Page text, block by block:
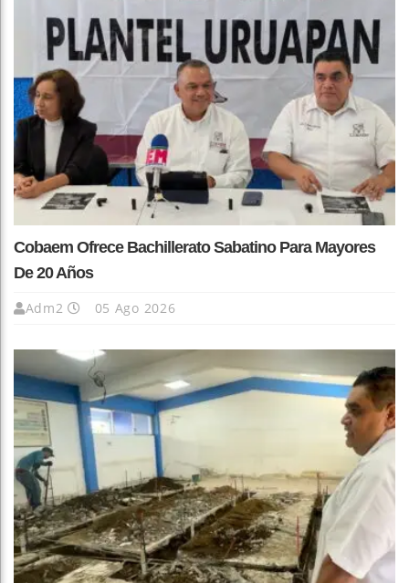
Cobaem Ofrece Bachillerato Sabatino Para Mayores
De 20 Años
Adm2 05 Ago 2026